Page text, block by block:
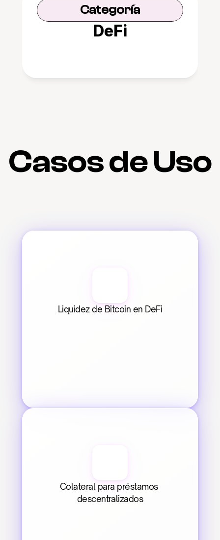
Categoría
DeFi
Casos de Uso
Liquidez de Bitcoin en DeFi
Colateral para préstamos
descentralizados